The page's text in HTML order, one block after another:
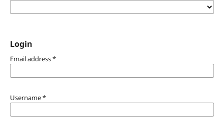
Login
Email address*
Username*